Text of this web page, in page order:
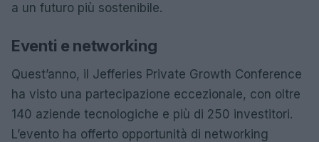
a un futuro più sostenibile.
Eventi e networking
Quest’anno, il Jefferies Private Growth Conference
ha visto una partecipazione eccezionale, con oltre
140 aziende tecnologiche e più di 250 investitori.
L’evento ha offerto opportunità di networking